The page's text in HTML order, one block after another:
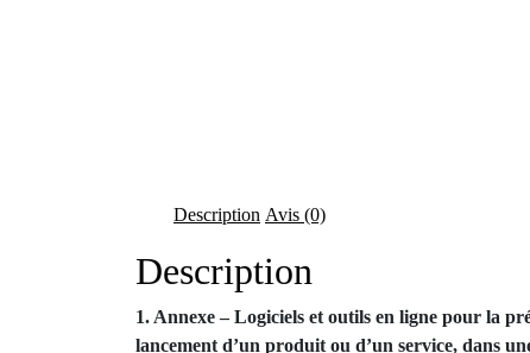
Description Avis (0)
Description
1. Annexe – Logiciels et outils en ligne pour la
lancement d’un produit ou d’un service, dans